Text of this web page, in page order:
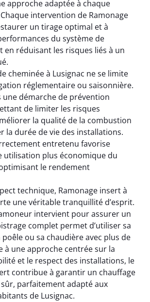
approche adaptée à chaque
intervention de Ramonage
un tirage optimal et à
du système de
en réduisant les risques liés à un
cheminée à Lusignac ne se limite
réglementaire ou saisonnière.
une démarche de prévention
de limiter les risques
la qualité de la combustion
la durée de vie des installations.
entretenu favorise
utilisation plus économique du
le rendement
technique, Ramonage insert à
une véritable tranquillité d’esprit.
intervient pour assurer un
complet permet d’utiliser sa
ou sa chaudière avec plus de
à une approche centrée sur la
et le respect des installations, le
contribue à garantir un chauffage
parfaitement adapté aux
de Lusignac.